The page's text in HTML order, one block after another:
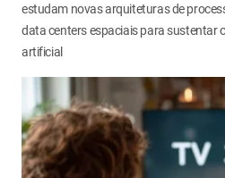
estudam novas arquiteturas de
data centers espaciais para sustentar
artificial